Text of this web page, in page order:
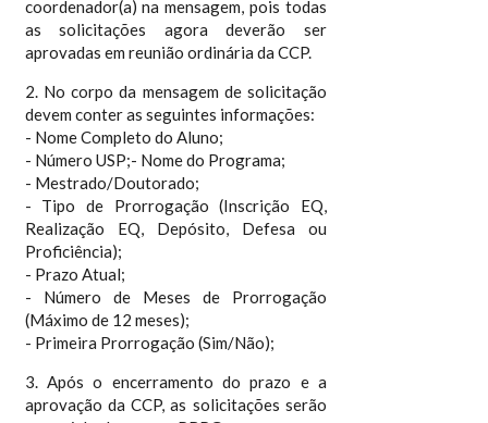
coordenador(a) na mensagem, pois todas
as solicitações agora deverão ser
aprovadas em reunião ordinária da CCP.
2. No corpo da mensagem de solicitação
devem conter as seguintes informações:
- Nome Completo do Aluno;
- Número USP;- Nome do Programa;
- Mestrado/Doutorado;
- Tipo de Prorrogação (Inscrição EQ,
Realização EQ, Depósito, Defesa ou
Proficiência);
- Prazo Atual;
- Número de Meses de Prorrogação
(Máximo de 12 meses);
- Primeira Prorrogação (Sim/Não);
3. Após o encerramento do prazo e a
aprovação da CCP, as solicitações serão